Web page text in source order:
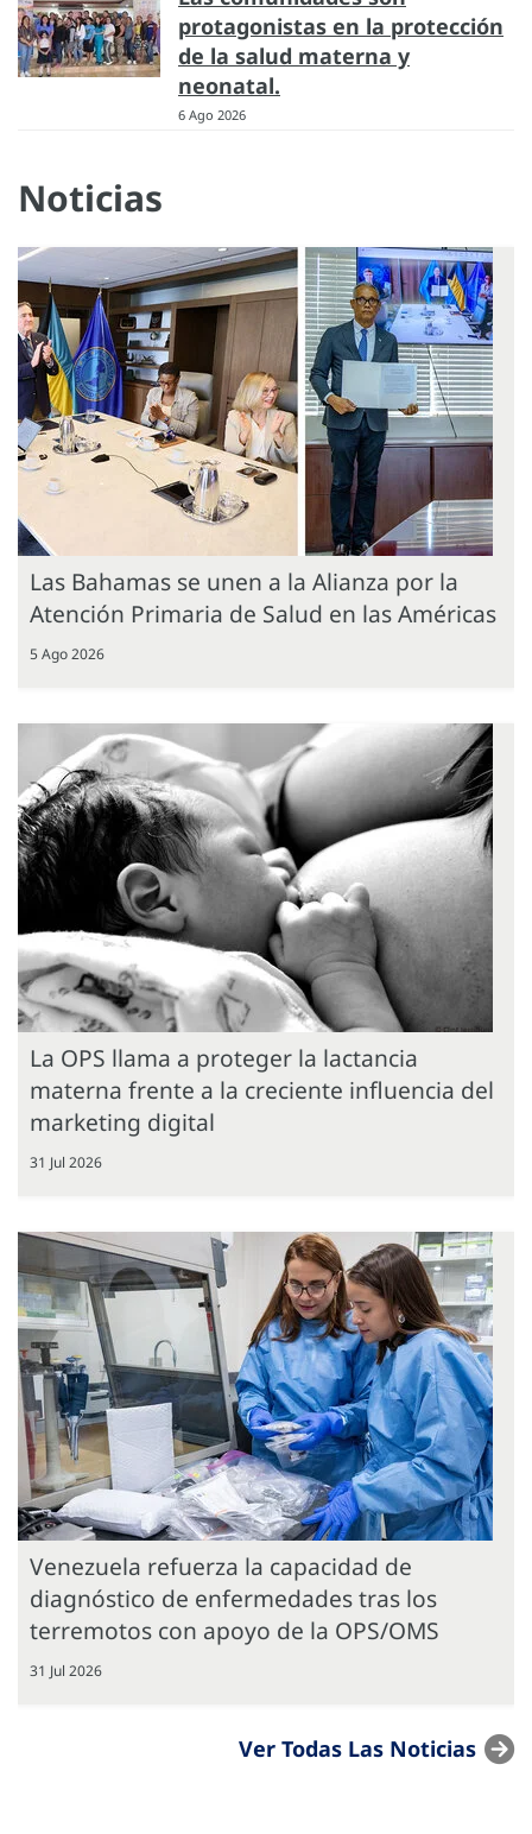
protagonistas en la protección
de la salud materna y
neonatal.
6 Ago 2026
Noticias
Las Bahamas se unen a la Alianza por la
Atención Primaria de Salud en las Américas
5 Ago 2026
La OPS llama a proteger la lactancia
materna frente a la creciente influencia del
marketing digital
31 Jul 2026
Venezuela refuerza la capacidad de
diagnóstico de enfermedades tras los
terremotos con apoyo de la OPS/OMS
31 Jul 2026
Ver Todas Las Noticias